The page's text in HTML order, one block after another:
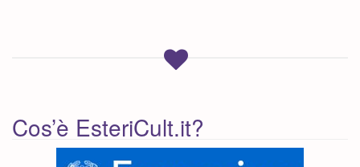
Cos’è EsteriCult.it?